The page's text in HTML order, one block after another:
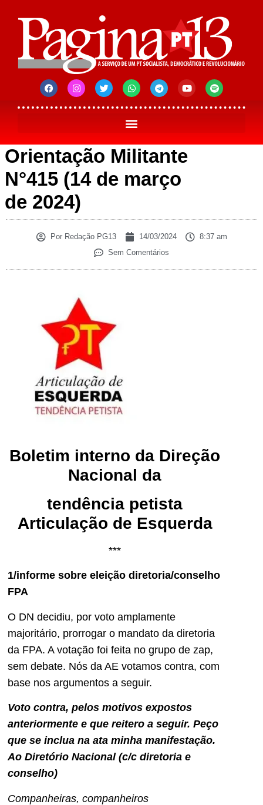
Orientação Militante
N°415 (14 de março
de 2024)
PorRedação PG13 14/03/2024
8:37 am
Sem Comentários
Boletim interno da Direção
Nacional da
tendência petista
Articulação de Esquerda
***
1/informe sobre eleição diretoria/conselho
FPA
O DN decidiu, por voto amplamente
majoritário, prorrogar o mandato da diretoria
da FPA. A votação foi feita no grupo de zap,
sem debate. Nós da AE votamos contra, com
base nos argumentos a seguir.
Voto contra, pelos motivos expostos
anteriormente e que reitero a seguir. Peço
que se inclua na ata minha manifestação.
Ao Diretório Nacional (c/c diretoria e
conselho)
Companheiras, companheiros